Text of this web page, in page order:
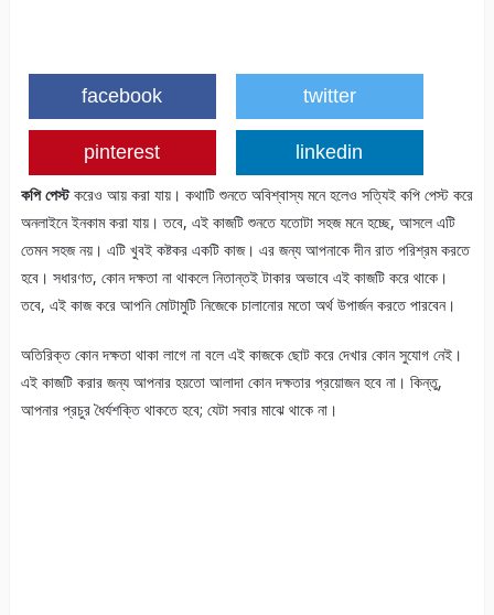
facebook twitter
pinterest linkedin
কপি পেস্টকরেও আয় করা যায়। কথাটি শুনতে অবিশ্বাস্য মনে হলেও সত্যিই কপি পেস্ট করে
অনলাইনে ইনকাম করা যায়। তবে, এই কাজটি শুনতে যতোটা সহজ মনে হচ্ছে, আসলে এটি
তেমন সহজ নয়। এটি খুবই কষ্টকর একটি কাজ। এর জন্য আপনাকে দীন রাত পরিশ্রম করতে
হবে। সধারণত, কোন দক্ষতা না থাকলে নিতান্তই টাকার অভাবে এই কাজটি করে থাকে।
তবে, এই কাজ করে আপনি মোটামুটি নিজেকে চালানোর মতো অর্থ উপার্জন করতে পারবেন।
অতিরিক্ত কোন দক্ষতা থাকা লাগে না বলে এই কাজকে ছোট করে দেখার কোন সুযোগ নেই।
এই কাজটি করার জন্য আপনার হয়তো আলাদা কোন দক্ষতার প্রয়োজন হবে না। কিন্তু,
আপনার প্রচুর ধৈর্যশক্তি থাকতে হবে; যেটা সবার মাঝে থাকে না।